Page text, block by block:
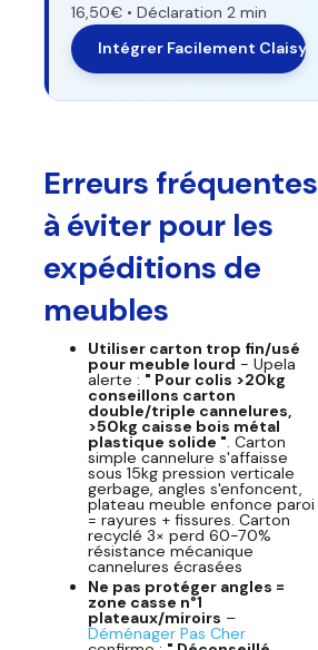
16,50€ • Déclaration 2 min
Intégrer Facilement Claisy
Erreurs fréquentes
à éviter pour les
expéditions de
meubles
Utiliser carton trop fin/usé
pour meuble lourd - Upela
alerte : " Pour colis >20kg
conseillons carton
double/triple cannelures,
>50kg caisse bois métal
plastique solide ". Carton
simple cannelure s'affaisse
sous 15kg pression verticale
gerbage, angles s'enfoncent,
plateau meuble enfonce paroi
= rayures + fissures. Carton
recyclé 3× perd 60-70%
résistance mécanique
cannelures écrasées
Ne pas protéger angles =
zone casse n°1
plateaux/miroirs –
Déménager Pas Cher